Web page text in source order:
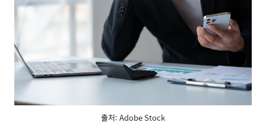
출처: Adobe Stock